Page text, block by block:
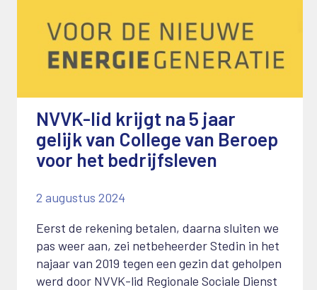
NVVK-lid krijgt na 5 jaar
gelijk van College van Beroep
voor het bedrijfsleven
2 augustus 2024
Eerst de rekening betalen, daarna sluiten we
pas weer aan, zei netbeheerder Stedin in het
najaar van 2019 tegen een gezin dat geholpen
werd door NVVK-lid Regionale Sociale Dienst